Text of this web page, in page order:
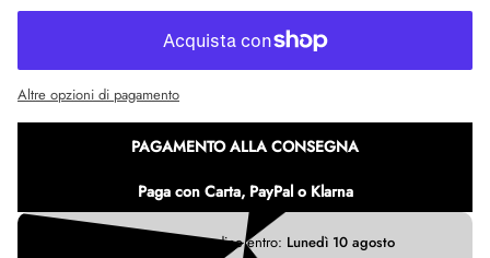
Altre opzioni di pagamento
PAGAMENTO ALLA CONSEGNA
Paga con Carta, PayPal o Klarna
Ricevi il tuo ordine entro: Lunedì 10 agosto